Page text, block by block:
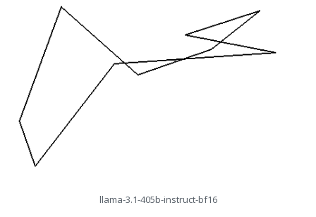
llama-3.1-405b-instruct-bf16